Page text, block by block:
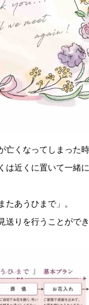
亡くなってしまった
は近くに置いて一緒
たあうひまで」。
送りを行うことがで